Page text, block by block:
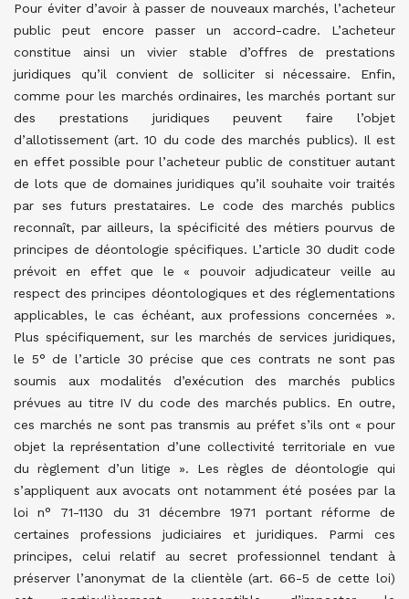
Pour éviter d’avoir à passer de nouveaux marchés, l’acheteur
public peut encore passer un accord-cadre. L’acheteur
constitue ainsi un vivier stable d’offres de prestations
juridiques qu’il convient de solliciter si nécessaire. Enfin,
comme pour les marchés ordinaires, les marchés portant sur
des prestations juridiques peuvent faire l’objet
d’allotissement (art. 10 du code des marchés publics). Il est
en effet possible pour l’acheteur public de constituer autant
de lots que de domaines juridiques qu’il souhaite voir traités
par ses futurs prestataires. Le code des marchés publics
reconnaît, par ailleurs, la spécificité des métiers pourvus de
principes de déontologie spécifiques. L’article 30 dudit code
prévoit en effet que le « pouvoir adjudicateur veille au
respect des principes déontologiques et des réglementations
applicables, le cas échéant, aux professions concernées ».
Plus spécifiquement, sur les marchés de services juridiques,
le 5° de l’article 30 précise que ces contrats ne sont pas
soumis aux modalités d’exécution des marchés publics
prévues au titre IV du code des marchés publics. En outre,
ces marchés ne sont pas transmis au préfet s’ils ont « pour
objet la représentation d’une collectivité territoriale en vue
du règlement d’un litige ». Les règles de déontologie qui
s’appliquent aux avocats ont notamment été posées par la
loi n° 71-1130 du 31 décembre 1971 portant réforme de
certaines professions judiciaires et juridiques. Parmi ces
principes, celui relatif au secret professionnel tendant à
préserver l’anonymat de la clientèle (art. 66-5 de cette loi)